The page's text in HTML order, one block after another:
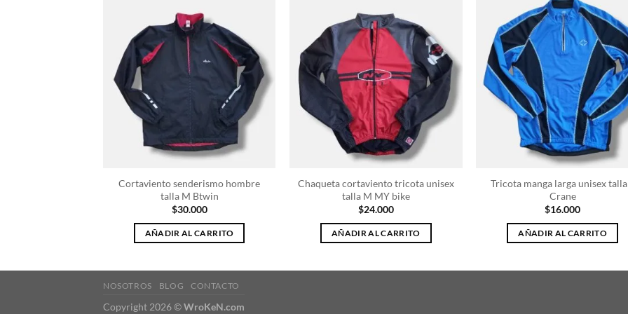
Cortaviento senderismo hombre
talla M Btwin
$30.000
AÑADIR AL CARRITO
Chaqueta cortaviento tricota unisex
talla M MY bike
$24.000
AÑADIR AL CARRITO
Tricota manga larga unisex talla
Crane
$16.000
AÑADIR AL CARRITO
NOSOTROS BLOG CONTACTO
Copyright 2026 ©WroKeN.com